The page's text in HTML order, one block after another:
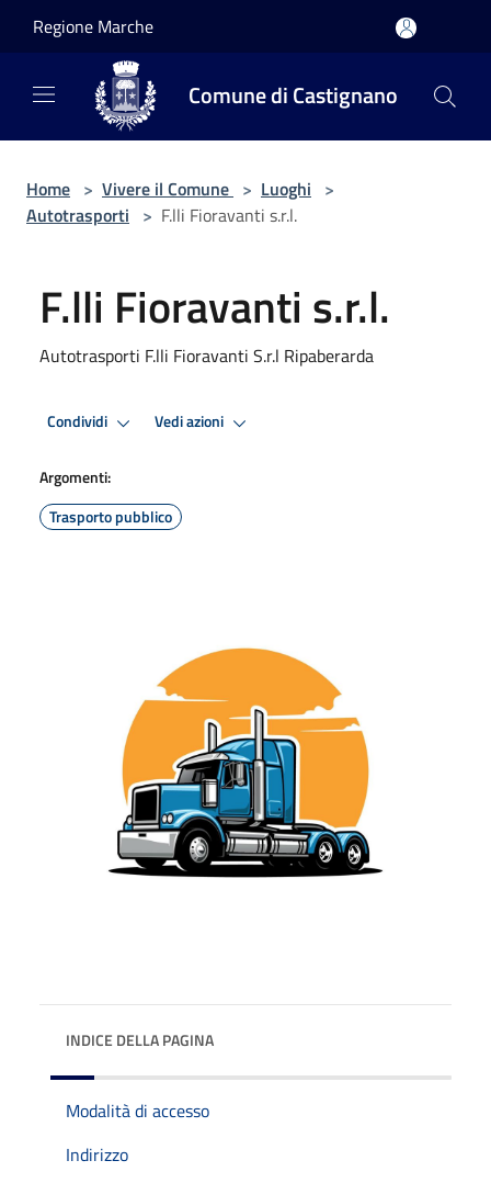
Regione Marche
Comune di Castignano
Home > Vivere il Comune > Luoghi >
Autotrasporti > F.lli Fioravanti s.r.l.
F.lli Fioravanti s.r.l.
Autotrasporti F.lli Fioravanti S.r.l Ripaberarda
Condividi Vedi azioni
Argomenti:
Trasporto pubblico
INDICE DELLA PAGINA
Modalità di accesso
Indirizzo